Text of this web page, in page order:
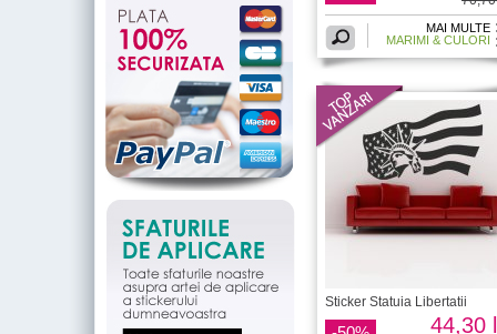
MAI MULTE
MARIMI & CULORI
Sticker Statuia Libertatii
44,30